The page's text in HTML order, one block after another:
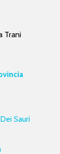
Trani
Sauri